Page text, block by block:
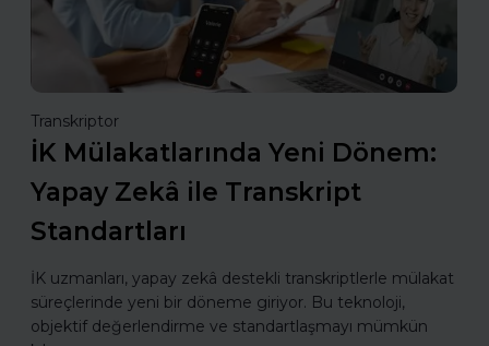
Transkriptor
İK Mülakatlarında Yeni Dönem:
Yapay Zekâ ile Transkript
Standartları
İK uzmanları, yapay zekâ destekli transkriptlerle mülakat
süreçlerinde yeni bir döneme giriyor. Bu teknoloji,
objektif değerlendirme ve standartlaşmayı mümkün